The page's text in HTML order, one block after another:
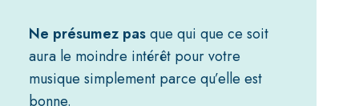
Ne présumez pasque qui que ce soit
aura le moindre intérêt pour votre
musique simplement parce qu’elle est
bonne.